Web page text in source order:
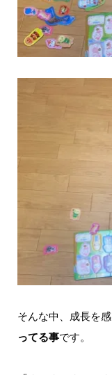
そんな中、成長を
ってる事です。